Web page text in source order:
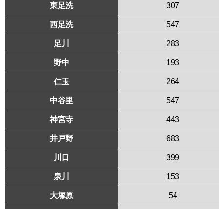
東足洗 307
西足洗 547
足川 283
野中 193
仁玉 264
中谷里 547
神宮寺 443
井戸野 683
川口 399
泉川 153
大塚原 54